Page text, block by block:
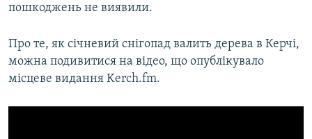
пошкоджень не виявили.
Про те, як січневий снігопад валить дерева в Керчі,
можна подивитися на відео, що опублікувало
місцеве видання Kerch.fm.